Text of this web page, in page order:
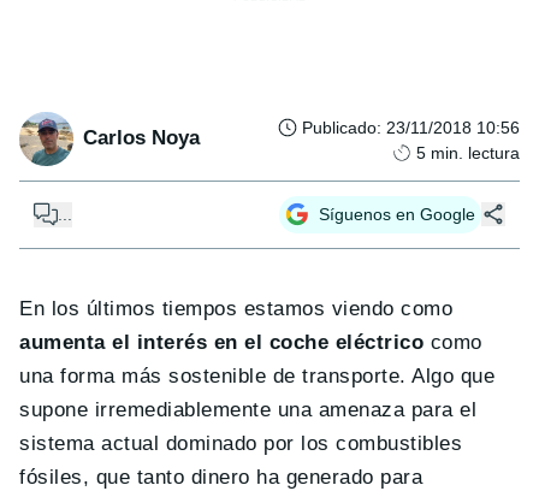
Carlos Noya Publicado: 23/11/2018 10:56
5 min. lectura
Síguenos en Google
En los últimos tiempos estamos viendo como
aumenta el interés en el coche eléctrico como
una forma más sostenible de transporte. Algo que
supone irremediablemente una amenaza para el
sistema actual dominado por los combustibles
fósiles, que tanto dinero ha generado para